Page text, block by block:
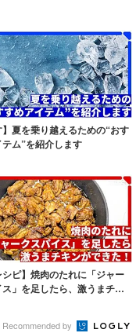
】夏を乗り越えるための“おす
ム”を紹介します
シピ】焼肉のたれに「ジャー
」を足したら、激うまチキ
Recommended by